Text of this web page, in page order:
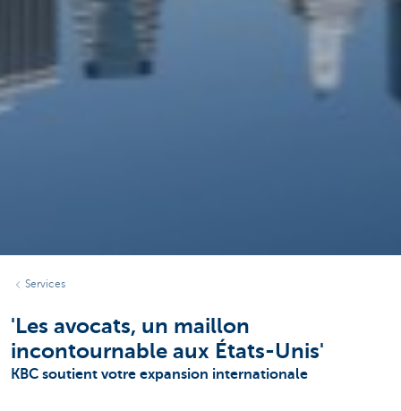
Services
'Les avocats, un maillon
incontournable aux États-Unis'
KBC soutient votre expansion internationale